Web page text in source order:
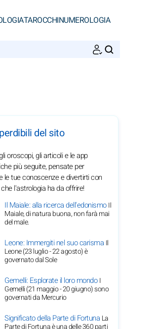
TAROCCHINUMEROLOGIA
scegli un mese
del sito
oroscopi, gli articoli e le app
più seguite, pensate per
le tue conoscenze e divertirti con
l'astrologia ha da offrire!
Il Maiale: alla ricerca dell'edonismoIl
Maiale, di natura buona, non farà mai
del male.
Leone: Immergiti nel suo carisma Il
Leone (23 luglio - 22 agosto) è
governato dal Sole
Gemelli: Esplorate il loro mondoI
Gemelli (21 maggio - 20 giugno) sono
governati da Mercurio
Significato della Parte di Fortuna La
Parte di Fortuna è una delle 360 parti